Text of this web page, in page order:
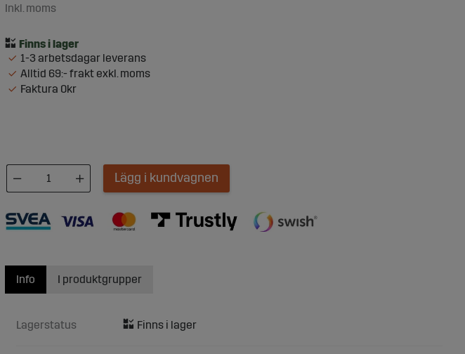
Inkl. moms
1-3 arbetsdagar leverans
Alltid 69:- frakt exkl. moms
Faktura 0kr
Lägg i kundvagnen
Info
Lagerstatus
I produktgrupper